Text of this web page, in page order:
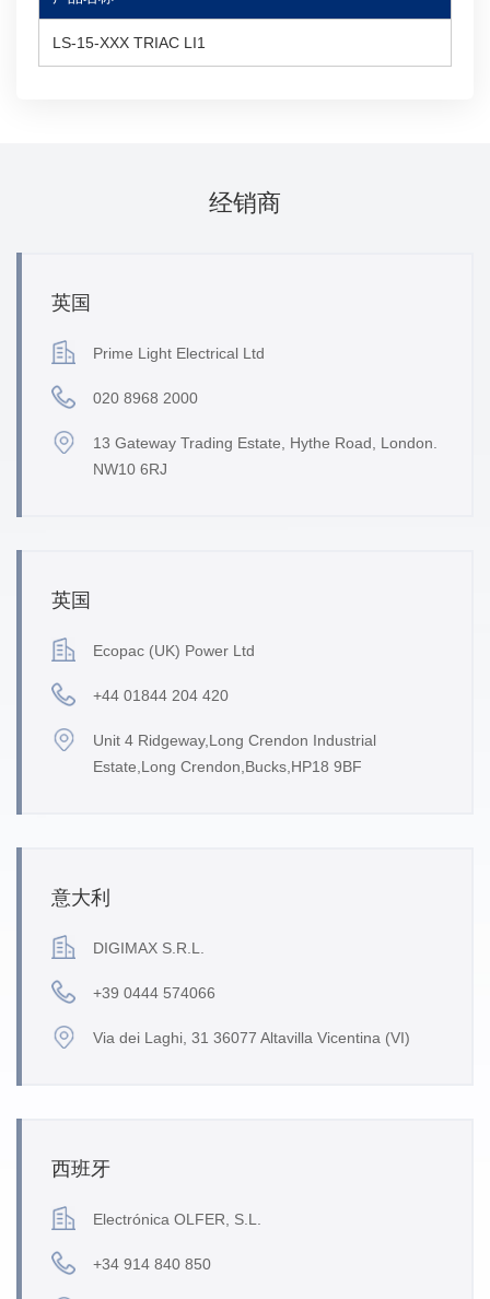
LS-15-XXX TRIAC LI1
经销商
英国
Prime Light Electrical Ltd
020 8968 2000
13 Gateway Trading Estate, Hythe Road, London.
NW10 6RJ
英国
Ecopac (UK) Power Ltd
+44 01844 204 420
Unit 4 Ridgeway,Long Crendon Industrial
Estate,Long Crendon,Bucks,HP18 9BF
意大利
DIGIMAX S.R.L.
+39 0444 574066
Via dei Laghi, 31 36077 Altavilla Vicentina (VI)
西班牙
Electrónica OLFER, S.L.
+34 914 840 850